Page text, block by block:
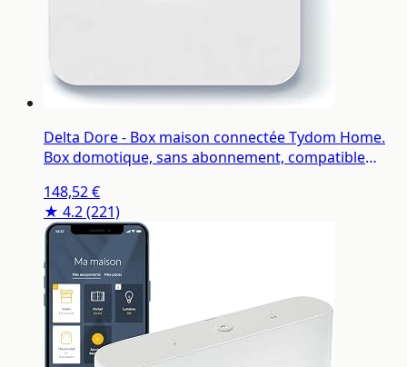
Delta Dore - Box maison connectée Tydom Home.
Box domotique, sans abonnement, compatible
148,52 €
★ 4.2(221)